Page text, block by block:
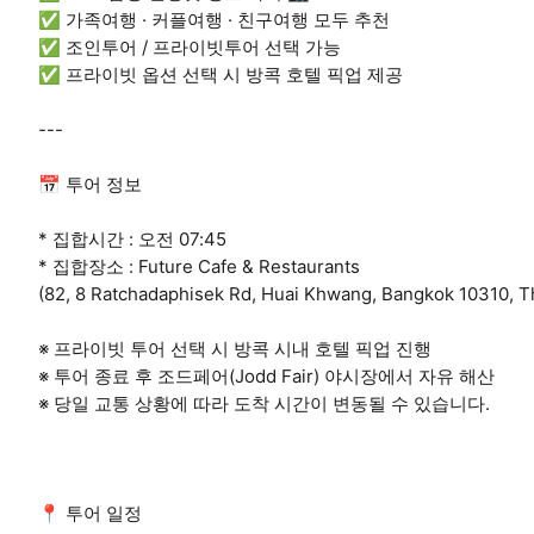
✅ 가족여행 · 커플여행 · 친구여행 모두 추천
✅ 조인투어 / 프라이빗투어 선택 가능
✅ 프라이빗 옵션 선택 시 방콕 호텔 픽업 제공
---
📅 투어 정보
* 집합시간 : 오전 07:45
* 집합장소 : Future Cafe & Restaurants
(82, 8 Ratchadaphisek Rd, Huai Khwang, Bangkok 10310,
※ 프라이빗 투어 선택 시 방콕 시내 호텔 픽업 진행
※ 투어 종료 후 조드페어(Jodd Fair) 야시장에서 자유 해산
※ 당일 교통 상황에 따라 도착 시간이 변동될 수 있습니다.
📍 투어 일정